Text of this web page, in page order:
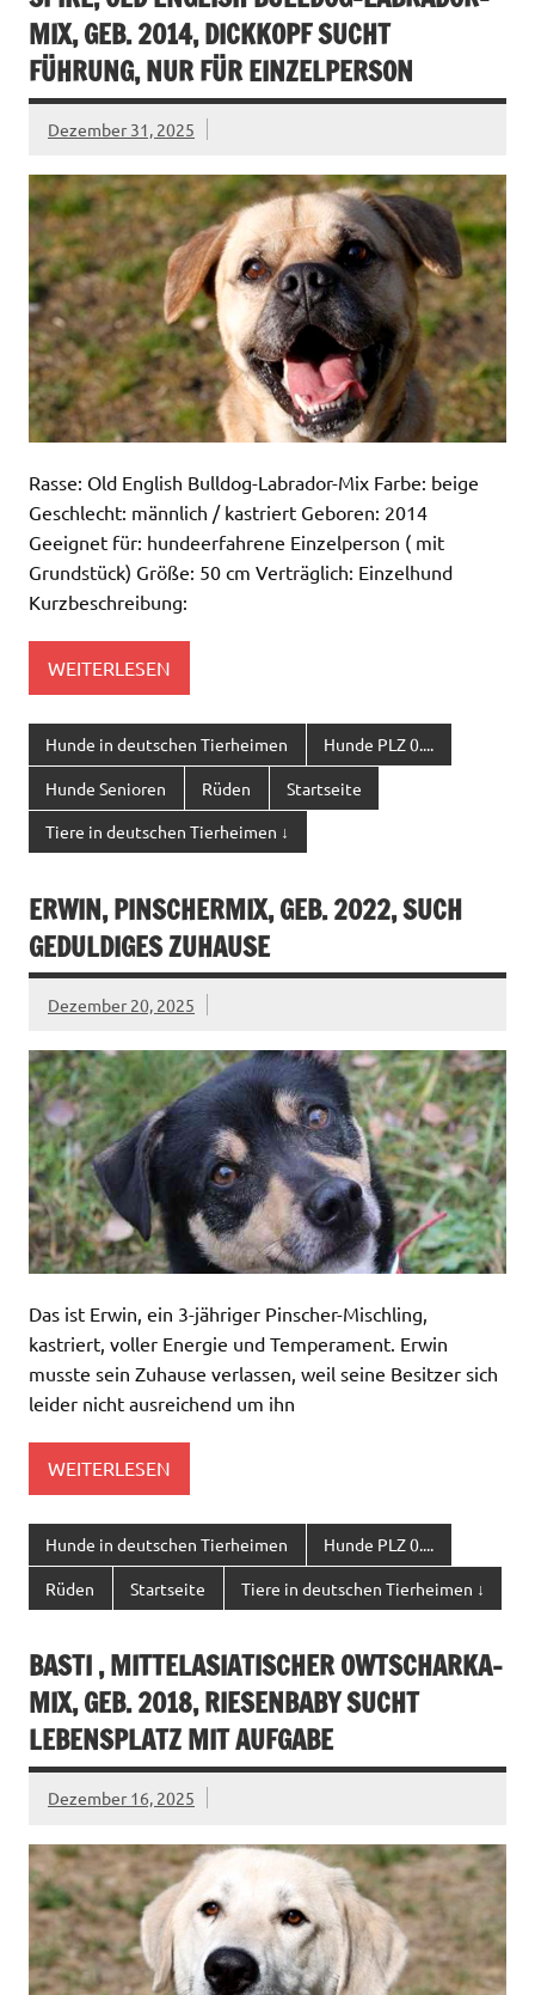
MIX, GEB. 2014, DICKKOPF SUCHT
FÜHRUNG, NUR FÜR EINZELPERSON
Dezember 31, 2025
Rasse: Old English Bulldog-Labrador-Mix Farbe: beige
Geschlecht: männlich / kastriert Geboren: 2014
Geeignet für: hundeerfahrene Einzelperson ( mit
Grundstück) Größe: 50 cm Verträglich: Einzelhund
Kurzbeschreibung:
WEITERLESEN
Hunde in deutschen Tierheimen Hunde PLZ 0....
Hunde Senioren Rüden Startseite
Tiere in deutschen Tierheimen ↓
ERWIN, PINSCHERMIX, GEB. 2022, SUCH
GEDULDIGES ZUHAUSE
Dezember 20, 2025
Das ist Erwin, ein 3-jähriger Pinscher-Mischling,
kastriert, voller Energie und Temperament. Erwin
musste sein Zuhause verlassen, weil seine Besitzer sich
leider nicht ausreichend um ihn
WEITERLESEN
Hunde in deutschen Tierheimen Hunde PLZ 0....
Rüden Startseite Tiere in deutschen Tierheimen ↓
BASTI , MITTELASIATISCHER OWTSCHARKA-
MIX, GEB. 2018, RIESENBABY SUCHT
LEBENSPLATZ MIT AUFGABE
Dezember 16, 2025